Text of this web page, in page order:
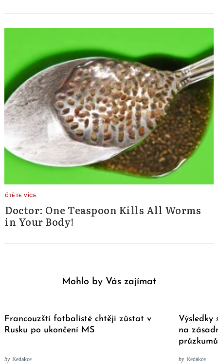
Doctor: One Teaspoon Kills All Worms
in Your Body!
Mohlo by Vás zajímat
Francouzští fotbalisté chtějí zůstat v
Rusku po ukončení MS
by Redakce
Výsledky
na
by Redakce